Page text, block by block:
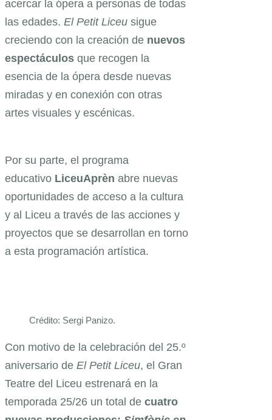
acercar la ópera a personas de todas
las edades. El Petit Liceu sigue
creciendo con la creación de nuevos
espectáculos que recogen la
esencia de la ópera desde nuevas
miradas y en conexión con otras
artes visuales y escénicas.
Por su parte, el programa
educativo LiceuAprèn abre nuevas
oportunidades de acceso a la cultura
y al Liceu a través de las acciones y
proyectos que se desarrollan en torno
a esta programación artística.
Crédito: Sergi Panizo.
Con motivo de la celebración del 25.º
aniversario de El Petit Liceu, el Gran
Teatre del Liceu estrenará en la
temporada 25/26 un total de cuatro